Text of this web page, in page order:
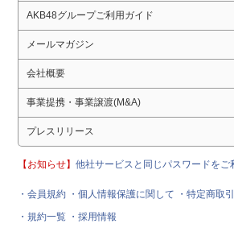
AKB48グループご利用ガイド
メールマガジン
会社概要
事業提携・事業譲渡(M&A)
プレスリリース
【お知らせ】他社サービスと同じパスワードをご
・会員規約 ・個人情報保護に関して
・特定商取
・規約一覧 ・採用情報